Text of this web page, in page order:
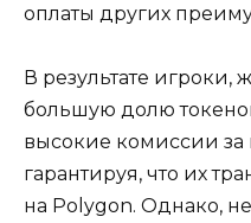
оплаты других
В результате
большую долю
высокие комиссии за
гарантируя, что их
на Polygon. Однако,